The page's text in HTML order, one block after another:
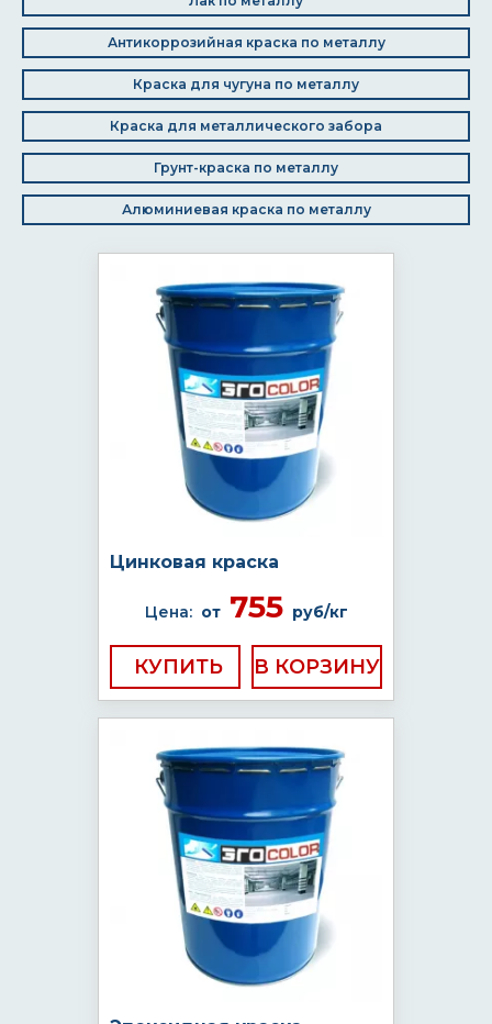
Антикоррозийная краска по металлу
Краска для чугуна по металлу
Краска для металлического забора
Грунт-краска по металлу
Алюминиевая краска по металлу
Цинковая краска
Цена: от755 руб/кг
КУПИТЬ